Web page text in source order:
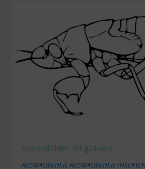
Ausmalbilder: Singzikade
AUSMALBILDER,AUSMALBILDER: